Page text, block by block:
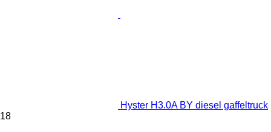
Hyster H3.0A BY diesel gaffeltruck
18